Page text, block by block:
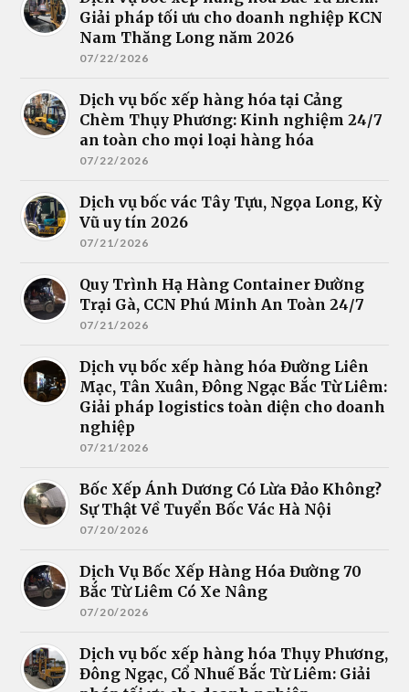
Giải pháp tối ưu cho doanh nghiệp KCN
Nam Thăng Long năm 2026
07/22/2026
Dịch vụ bốc xếp hàng hóa tại Cảng
Chèm Thụy Phương: Kinh nghiệm 24/7
an toàn cho mọi loại hàng hóa
07/22/2026
Dịch vụ bốc vác Tây Tựu, Ngọa Long, Kỳ
Vũ uy tín 2026
07/21/2026
Quy Trình Hạ Hàng Container Đường
Trại Gà, CCN Phú Minh An Toàn 24/7
07/21/2026
Dịch vụ bốc xếp hàng hóa Đường Liên
Mạc, Tân Xuân, Đông Ngạc Bắc Từ Liêm:
Giải pháp logistics toàn diện cho doanh
nghiệp
07/21/2026
Bốc Xếp Ánh Dương Có Lừa Đảo Không?
Sự Thật Về Tuyển Bốc Vác Hà Nội
07/20/2026
Dịch Vụ Bốc Xếp Hàng Hóa Đường 70
Bắc Từ Liêm Có Xe Nâng
07/20/2026
Dịch vụ bốc xếp hàng hóa Thụy Phương,
Đông Ngạc, Cổ Nhuế Bắc Từ Liêm: Giải